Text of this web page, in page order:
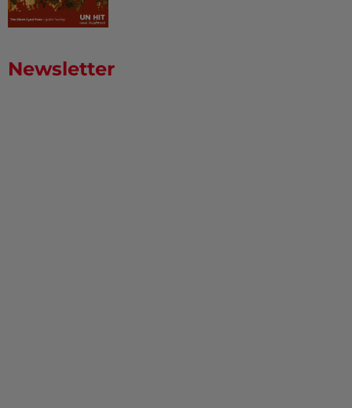
Newsletter